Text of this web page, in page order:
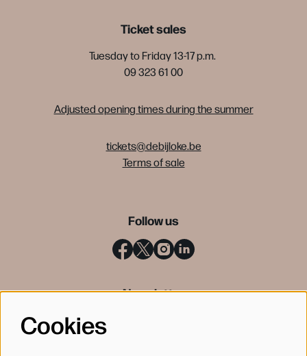
Ticket sales
Tuesday to Friday 13-17 p.m.
09 323 61 00
Adjusted opening times during the summer
tickets@debijloke.be
Terms of sale
Follow us
Newsletter
Cookies